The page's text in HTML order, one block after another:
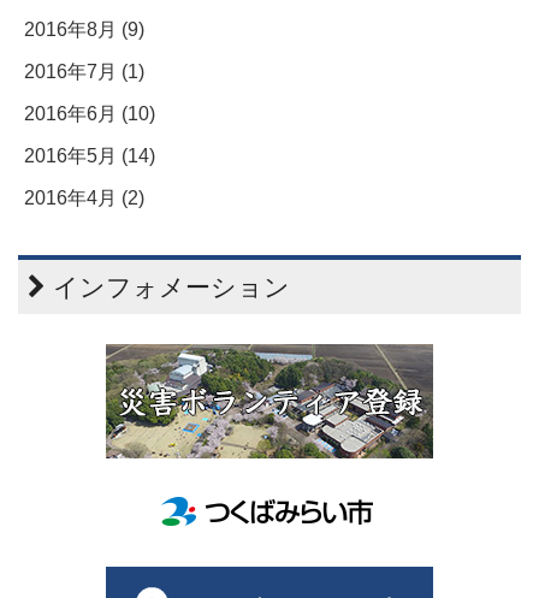
2016年8月 (9)
2016年7月 (1)
2016年6月 (10)
2016年5月 (14)
2016年4月 (2)
インフォメーション